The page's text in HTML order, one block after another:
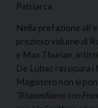
Patriarca.
Nella prefazione
prezioso volume di
e Max Thurian,
De Lubac rassicura
Magistero non si
“Rispondiamo con